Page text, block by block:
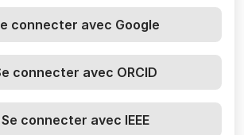
connecter avec Google
connecter avec ORCID
Se connecter avec IEEE